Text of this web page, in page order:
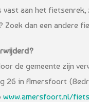
aan het
Zoek dan een andere
de gemeente zijn
26 in Amersfoort
www.amersfoort.nl/